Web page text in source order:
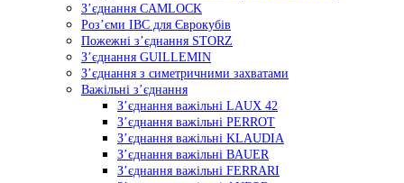
З’єднання CAMLOCK
Роз’єми IBC для Єврокубів
Пожежні з’єднання STORZ
З’єднання GUILLEMIN
З’єднання з симетричними захватами
Важільні з’єднання
З’єднання важільні LAUX 42
З’єднання важільні PERROT
З’єднання важільні KLAUDIA
З’єднання важільні BAUER
З’єднання важільні FERRARI